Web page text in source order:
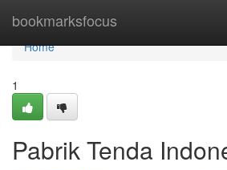
bookmarksfocus
Home
Home
1
Pabrik Tenda